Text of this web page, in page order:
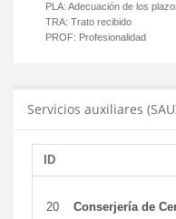
PLA: Adecuación de los
TRA: Trato recibido
PROF: Profesionalidad
Servicios auxiliares
ID
20 Conserjería de